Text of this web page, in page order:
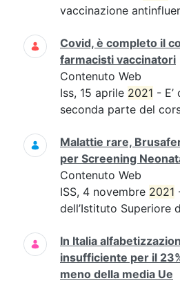
vaccinazione
Covid, è completo il
farmacisti vaccinatori
Contenuto Web
Iss, 15 aprile 2021 -
seconda parte del
Malattie rare,
per Screening
Contenuto Web
ISS, 4 novembre 2021
dell’Istituto Superiore
In Italia
insufficiente per il
meno della media Ue